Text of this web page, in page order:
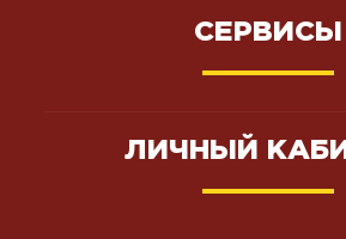
СЕРВИСЫ
ЛИЧНЫЙ